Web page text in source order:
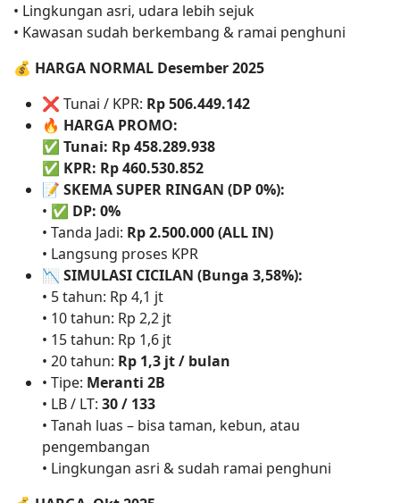
• Lingkungan asri, udara lebih sejuk
• Kawasan sudah berkembang & ramai penghuni
💰 HARGA NORMAL Desember 2025
❌ Tunai / KPR: Rp 506.449.142
🔥 HARGA PROMO:
✅ Tunai: Rp 458.289.938
✅ KPR: Rp 460.530.852
📝 SKEMA SUPER RINGAN (DP 0%):
• ✅ DP: 0%
• Tanda Jadi: Rp 2.500.000 (ALL IN)
• Langsung proses KPR
📉 SIMULASI CICILAN (Bunga 3,58%):
• 5 tahun: Rp 4,1 jt
• 10 tahun: Rp 2,2 jt
• 15 tahun: Rp 1,6 jt
• 20 tahun: Rp 1,3 jt / bulan
• Tipe: Meranti 2B
• LB / LT: 30 / 133
• Tanah luas – bisa taman, kebun, atau
pengembangan
• Lingkungan asri & sudah ramai penghuni